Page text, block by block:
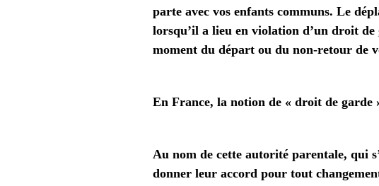
parte avec vos enfants communs. Le
lorsqu’il a lieu en violation d’un droit
moment du départ ou du non-retour de
En France, la notion de « droit de garde
Au nom de cette autorité parentale, qui
donner leur accord pour tout